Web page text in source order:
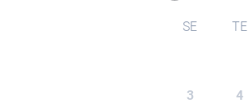
SE TE
3 4